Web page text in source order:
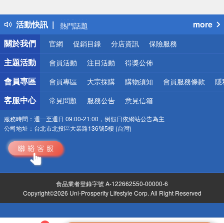
活動快訊
得獎公告
熱門話題
銀行優惠
偏遠地區配送
詐騙網頁！請小心！
more
關於我們
官網 促銷目錄 分店資訊 保險服務
主題活動 會員活動 注目活動 得獎公佈
會員專區 會員專區 大宗採購 購物須知 會員服務條款 隱
客服中心 常見問題 服務公告 意見信箱
服務時間： 週一至週日 09:00-21:00，例假日依網站公告為主
公司地址： 台北市北投區大業路136號5樓 (台灣)
食品業者登錄字號 A-122662550-00000-6
Copyright©2026 Uni-Prosperity Lifestyle Corp. All Right Reserved